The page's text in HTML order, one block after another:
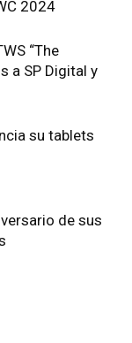
2024
“The
a SP Digital y
su tablets
de sus